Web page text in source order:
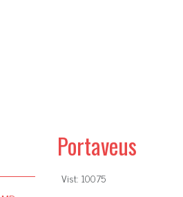
Portaveus
Vist: 10075